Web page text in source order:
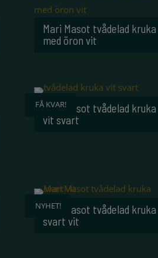
Mari Masot tvådelad kruka
med öron vit
FÅ KVAR!
Mari Masot tvådelad kruka
vit svart
NYHET!
Mari Masot tvådelad kruka
svart vit